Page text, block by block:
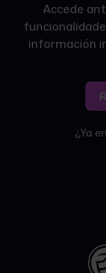
Accede
información
¿Ya